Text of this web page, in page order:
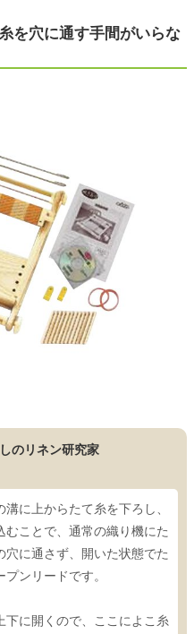
を穴に通す手間がいらな
のリネン研究家
に上からたて糸を下ろし、
ことで、通常の織り機にた
に通さず、開いた状態でた
ンリードです。
下に開くので、ここによこ糸